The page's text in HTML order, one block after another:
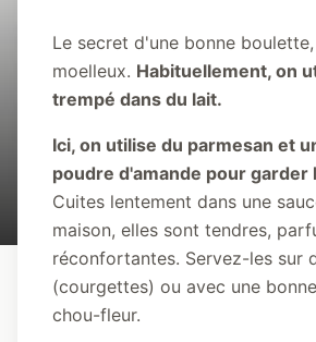
Recette de Boulettes
Keto à l'Italienne
Maison)
JB Keto 45 min
Le secret d'une bonne
moelleux. Habituellement, on
trempé dans du lait.
Ici, on utilise du parmesan et
poudre d'amande pour garder
Cuites lentement dans une
maison, elles sont tendres,
réconfortantes. Servez-les sur
(courgettes) ou avec une
chou-fleur.